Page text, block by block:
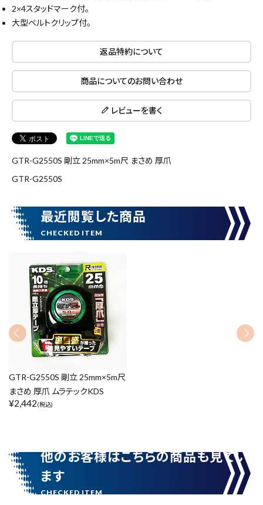
キーワードから探す
カテゴリーから探す ブランドから探す
価格から探す
在庫のない商品を表示しない
リセット
2×4スタッドマーク付。
大型ベルトクリップ付。
返品特約について
商品についてのお問い合わせ
レビューを書く
GTR-G2550S 剛立 25mm×5m尺 まさめ 厚爪
GTR-G2550S
最近閲覧した商品
GTR-G2550S 剛立 25mm×5m尺
まさめ 厚爪 ムラテックKDS
¥2,442(税込)
他のお客様はこちらの商品も見てい
ます